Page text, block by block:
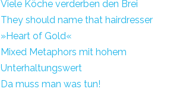
Viele Köche verderben den Brei
They should name that hairdresser
»Heart of Gold«
Mixed Metaphors mit hohem
Unterhaltungswert
Da muss man was tun!